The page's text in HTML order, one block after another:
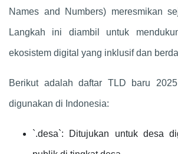
Names and Numbers) meresmikan
Langkah ini diambil untuk
ekosistem digital yang inklusif dan
Berikut adalah daftar TLD baru
digunakan di Indonesia:
`.desa`: Ditujukan untuk desa